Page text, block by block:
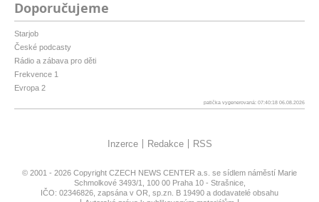
Doporučujeme
Starjob
České podcasty
Rádio a zábava pro děti
Frekvence 1
Evropa 2
patička vygenerovaná: 07:40:18 06.08.2026
Inzerce Redakce RSS
© 2001 - 2026 Copyright CZECH NEWS CENTER a.s. se sídlem náměstí Marie
Schmolkové 3493/1, 100 00 Praha 10 - Strašnice,
IČO: 02346826, zapsána v OR, sp.zn. B 19490 a dodavatelé obsahu